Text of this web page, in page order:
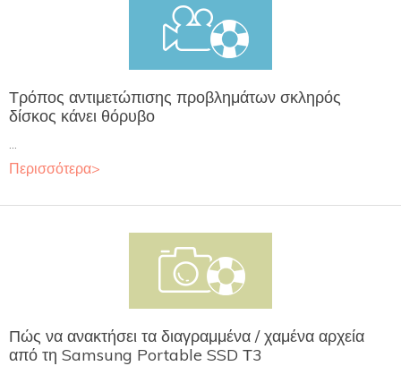
Τρόπος αντιμετώπισης προβλημάτων σκληρός
δίσκος κάνει θόρυβο
...
Περισσότερα>
Πώς να ανακτήσει τα διαγραμμένα / χαμένα αρχεία
από τη Samsung Portable SSD Τ3